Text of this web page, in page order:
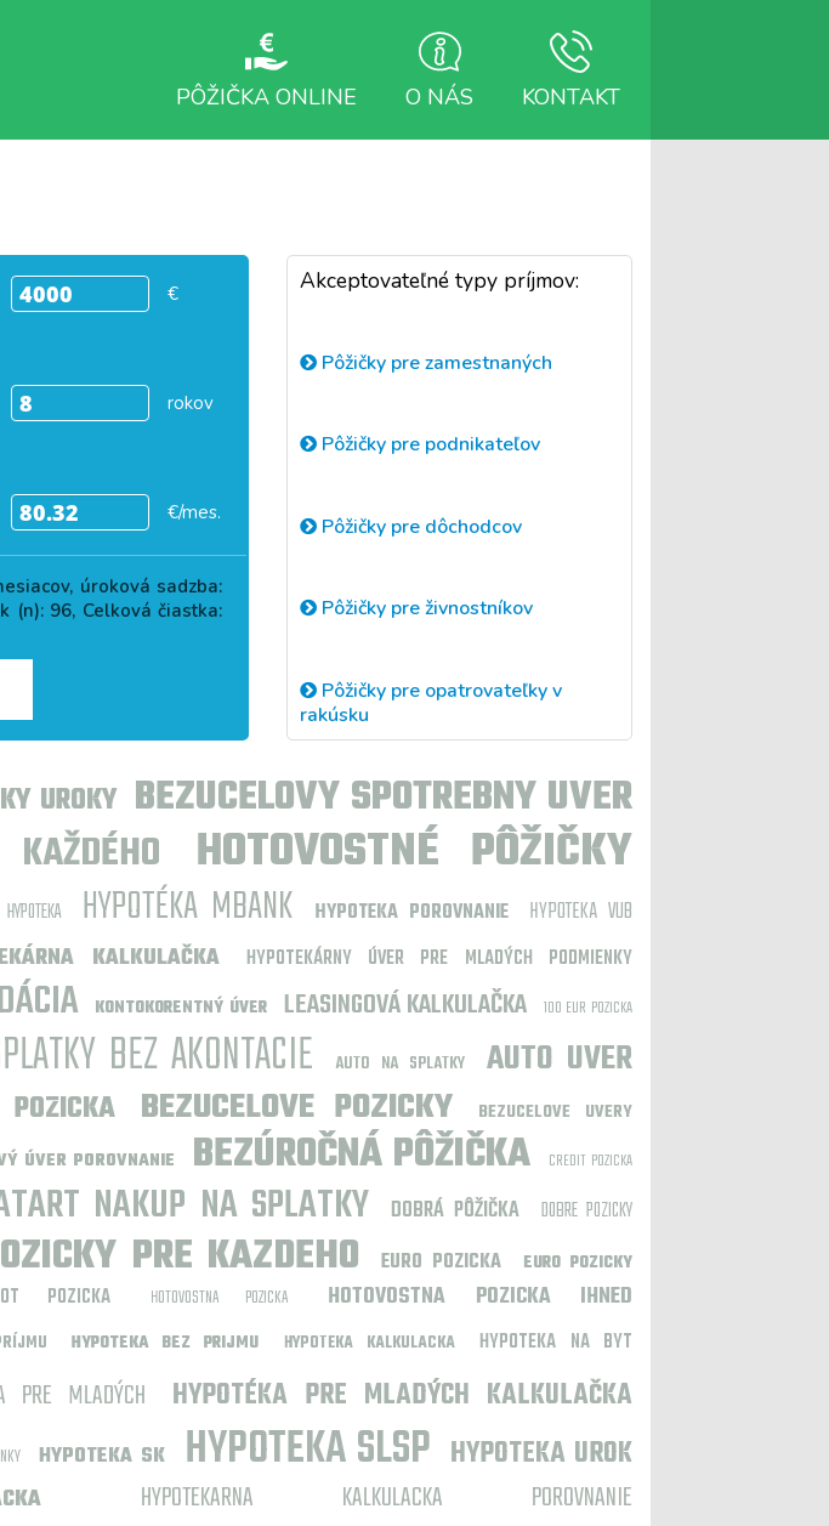
PÔŽIČKA ONLINE O NÁS KONTAKT
€
rokov
€/mes.
úroková sadzba:
(n): 96, Celková čiastka:
Akceptovateľné typy príjmov:
Pôžičky pre zamestnaných
Pôžičky pre podnikateľov
Pôžičky pre dôchodcov
Pôžičky pre živnostníkov
Pôžičky pre opatrovateľky v
rakúsku
UROKY BEZUCELOVY SPOTREBNY UVER
HOTOVOSTNÉ PÔŽIČKY
HYPOTEKA HYPOTÉKA MBANK HYPOTEKA POROVNANIE
HYPOTEKA VUB
KALKULAČKA HYPOTEKÁRNY ÚVER PRE MLADÝCH PODMIENKY
KONTOKORENTNÝ ÚVER LEASINGOVÁ KALKULAČKA 100 EUR POZICKA
BEZ AKONTACIE AUTO NA SPLATKY AUTO UVER
POZICKA BEZUCELOVE POZICKY BEZUCELOVE UVERY
ÚVER POROVNANIE BEZÚROČNÁ PÔŽIČKA CREDIT POZICKA
NAKUP NA SPLATKY DOBRÁ PÔŽIČKA DOBRE POZICKY
PRE KAZDEHO EURO POZICKA
EURO POZICKY
POZICKA HOTOVOSTNA POZICKA HOTOVOSTNA POZICKA IHNED
HYPOTEKA BEZ PRIJMU HYPOTEKA KALKULACKA HYPOTEKA NA BYT
PRE MLADÝCH
HYPOTÉKA PRE MLADÝCH KALKULAČKA
HYPOTEKA SK HYPOTEKA SLSP HYPOTEKA UROK
HYPOTEKARNA KALKULACKA POROVNANIE